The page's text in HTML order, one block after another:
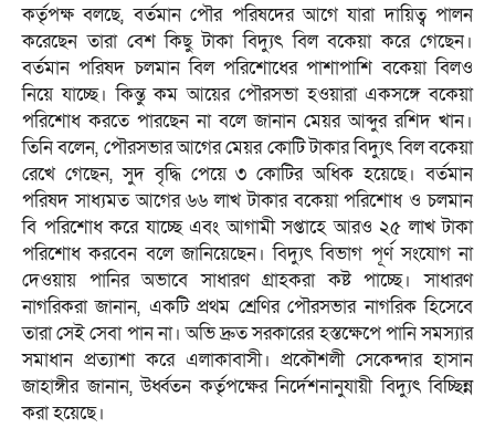
কর্তৃপক্ষ বলছে, বর্তমান পৌর পরিষদের আগে যারা দায়িত্ব পালন
করেছেন তারা বেশ কিছু টাকা বিদ্যুৎ বিল বকেয়া করে গেছেন।
বর্তমান পরিষদ চলমান বিল পরিশোধের পাশাপাশি বকেয়া বিলও
নিয়ে যাচ্ছে। কিন্তু কম আয়ের পৌরসভা হওয়ারা একসঙ্গে বকেয়া
পরিশোধ করতে পারছেন না বলে জানান মেয়র আব্দুর রশিদ খান।
তিনি বলেন, পৌরসভার আগের মেয়র কোটি টাকার বিদ্যুৎ বিল বকেয়া
রেখে গেছেন, সুদ বৃদ্ধি পেয়ে ৩ কোটির অধিক হয়েছে। বর্তমান
পরিষদ সাধ্যমত আগের ৬৬ লাখ টাকার বকেয়া পরিশোধ ও চলমান
বি পরিশোধ করে যাচ্ছে এবং আগামী সপ্তাহে আরও ২৫ লাখ টাকা
পরিশোধ করবেন বলে জানিয়েছেন। বিদ্যুৎ বিভাগ পূর্ণ সংযোগ না
দেওয়ায় পানির অভাবে সাধারণ গ্রাহকরা কষ্ট পাচ্ছে। সাধারণ
নাগরিকরা জানান, একটি প্রথম শ্রেণির পৌরসভার নাগরিক হিসেবে
তারা সেই সেবা পান না। অভি দ্রুত সরকারের হস্তক্ষেপে পানি সমস্যার
সমাধান প্রত্যাশা করে এলাকাবাসী। প্রকৌশলী সেকেন্দার হাসান
জাহাঙ্গীর জানান, উর্ধ্বতন কর্তৃপক্ষের নির্দেশনানুযায়ী বিদ্যুৎ বিচ্ছিন্ন
করা হয়েছে।